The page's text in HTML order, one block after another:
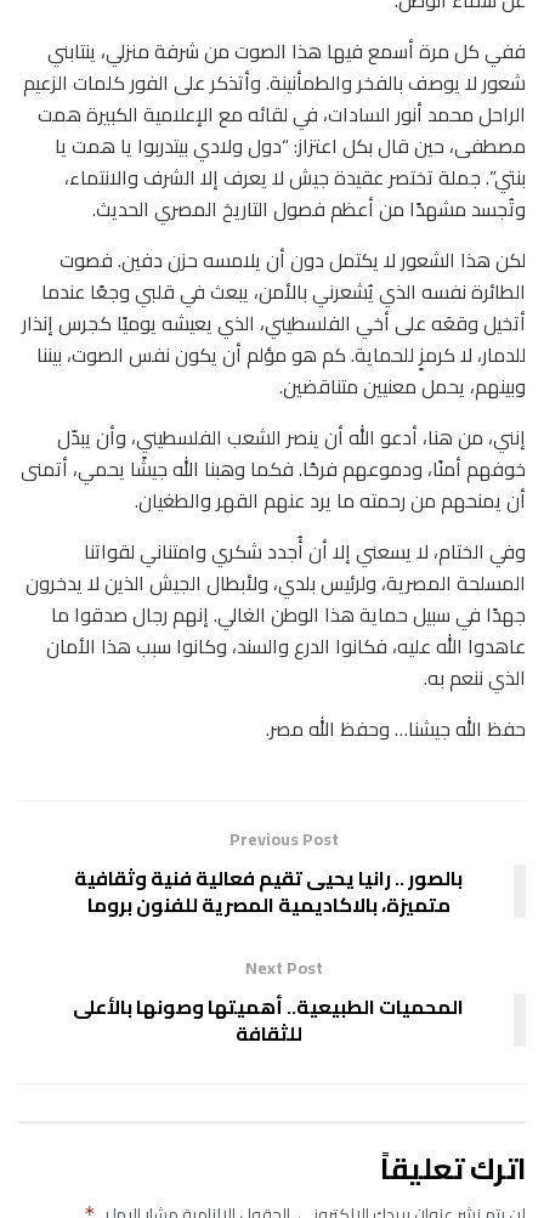
ففي كل مرة أسمع فيها هذا الصوت من شرفة منزلي، ينتابني
شعور لا يوصف بالفخر والطمأنينة. وأتذكر على الفور كلمات الزعيم
الراحل محمد أنور السادات، في لقائه مع الإعلامية الكبيرة همت
مصطفى، حين قال بكل اعتزاز: “دول ولادي بيتدربوا يا همت يا
بنتي”. جملة تختصر عقيدة جيش لا يعرف إلا الشرف والانتماء،
وتُجسد مشهدًا من أعظم فصول التاريخ المصري الحديث.
لكن هذا الشعور لا يكتمل دون أن يلامسه حزن دفين. فصوت
الطائرة نفسه الذي يُشعرني بالأمن، يبعث في قلبي وجعًا عندما
أتخيل وقعَه على أخي الفلسطيني، الذي يعيشه يوميًا كجرس إنذار
للدمار، لا كرمزٍ للحماية. كم هو مؤلم أن يكون نفس الصوت، بيننا
وبينهم، يحمل معنيين متناقضين.
إنني، من هنا، أدعو الله أن ينصر الشعب الفلسطيني، وأن يبدّل
خوفهم أمنًا، ودموعهم فرحًا. فكما وهبنا الله جيشًا يحمي، أتمنى
أن يمنحهم من رحمته ما يرد عنهم القهر والطغيان.
وفي الختام، لا يسعني إلا أن أُجدد شكري وامتناني لقواتنا
المسلحة المصرية، ولرئيس بلدي، ولأبطال الجيش الذين لا يدخرون
جهدًا في سبيل حماية هذا الوطن الغالي. إنهم رجال صدقوا ما
عاهدوا الله عليه، فكانوا الدرع والسند، وكانوا سبب هذا الأمان
الذي ننعم به.
حفظ الله جيشنا… وحفظ الله مصر.
Previous Post
بالصور .. رانيا يحيى تقيم فعالية فنية وثقافية
متميزة، بالاكاديمية المصرية للفنون بروما
Next Post
المحميات الطبيعية.. أهميتها وصونها بالأعلى
للثقافة
اترك تعليقاً